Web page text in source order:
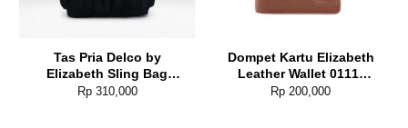
Tas Pria Delco by
Elizabeth Sling Bag
0716-0812
Rp310,000
Dompet Kartu Elizabeth
Leather Wallet 0111-
0214
Rp 200,000